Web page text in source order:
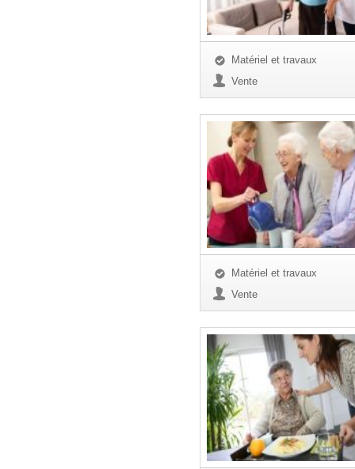
Matériel et travaux
Vente
Matériel et travaux
Vente